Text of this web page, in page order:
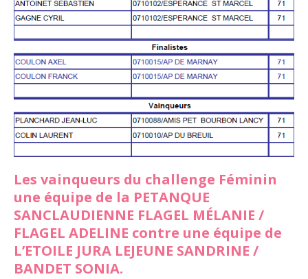
Les vainqueurs du challenge Féminin
une équipe de la PETANQUE
SANCLAUDIENNE FLAGEL MÉLANIE /
FLAGEL ADELINE contre une équipe de
L’ETOILE JURA LEJEUNE SANDRINE /
BANDET SONIA.